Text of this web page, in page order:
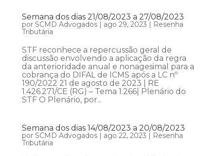
Semana dos dias 21/08/2023 a 27/08/2023
por SCMD Advogados| ago 29, 2023 | Resenha
Tributária
STF reconhece a repercussão geral de
discussão envolvendo a aplicação da regra
da anterioridade anual e nonagesimal para a
cobrança do DIFAL de ICMS após a LC nº
190/2022 21 de agosto de 2023 | RE
1.426.271/CE (RG) – Tema 1.266| Plenário do
STF O Plenário, por...
Semana dos dias 14/08/2023 a 20/08/2023
por SCMD Advogados| ago 22, 2023 | Resenha
Tributária